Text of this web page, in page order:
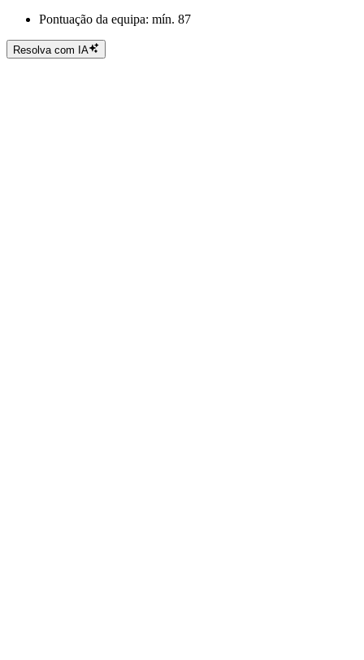
Pontuação da equipa: mín. 87
Resolva com IA